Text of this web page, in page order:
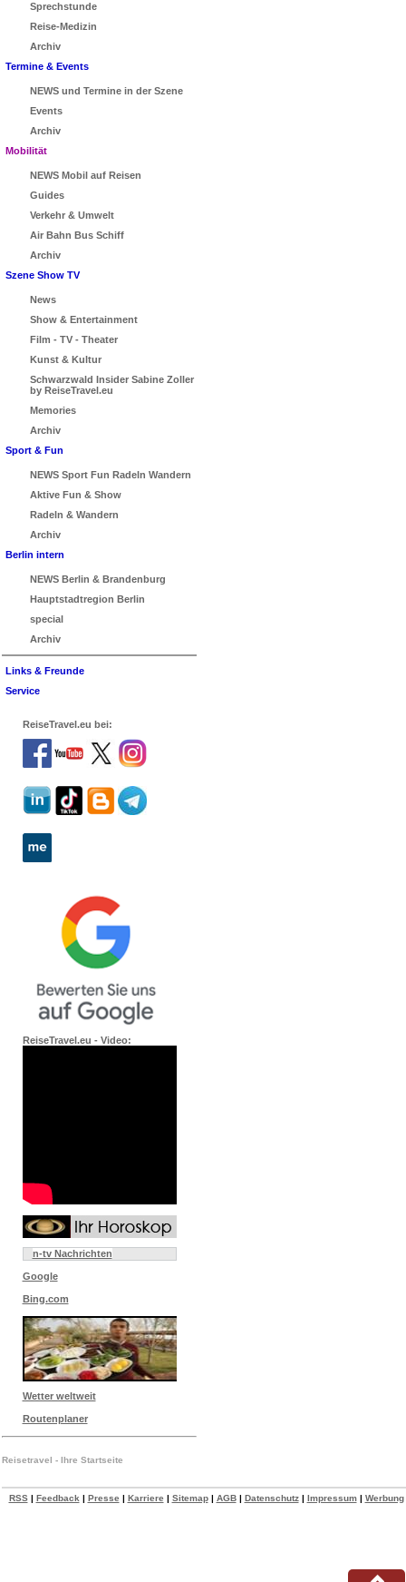
Sprechstunde
Reise-Medizin
Archiv
Termine & Events
NEWS und Termine in der Szene
Events
Archiv
Mobilität
NEWS Mobil auf Reisen
Guides
Verkehr & Umwelt
Air Bahn Bus Schiff
Archiv
Szene Show TV
News
Show & Entertainment
Film - TV - Theater
Kunst & Kultur
Schwarzwald Insider Sabine Zoller
by ReiseTravel.eu
Memories
Archiv
Sport & Fun
NEWS Sport Fun Radeln Wandern
Aktive Fun & Show
Radeln & Wandern
Archiv
Berlin intern
NEWS Berlin & Brandenburg
Hauptstadtregion Berlin
special
Archiv
Links & Freunde
Service
ReiseTravel.eu bei:
ReiseTravel.eu - Video:
n-tv Nachrichten
Google
Bing.com
Wetter weltweit
Routenplaner
Reisetravel - Ihre Startseite
RSS| Feedback | Presse | Karriere | Sitemap| AGB| Datenschutz| Impressum| Werbung